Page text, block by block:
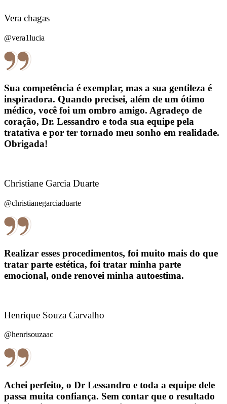
Vera chagas
@vera1lucia
Sua competência é exemplar, mas a sua gentileza é
inspiradora. Quando precisei, além de um ótimo
médico, você foi um ombro amigo. Agradeço de
coração, Dr. Lessandro e toda sua equipe pela
tratativa e por ter tornado meu sonho em realidade.
Obrigada!
Christiane Garcia Duarte
@christianegarciaduarte
Realizar esses procedimentos, foi muito mais do que
tratar parte estética, foi tratar minha parte
emocional, onde renovei minha autoestima.
Henrique Souza Carvalho
@henrisouzaac
Achei perfeito, o Dr Lessandro e toda a equipe dele
passa muita confiança. Sem contar que o resultado